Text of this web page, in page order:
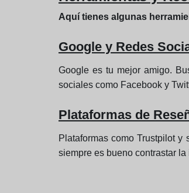
Aquí tienes algunas
Google y Redes
Google es tu mejor amigo.
sociales como Facebook y
Plataformas de
Plataformas como Trustpilot
siempre es bueno contrastar